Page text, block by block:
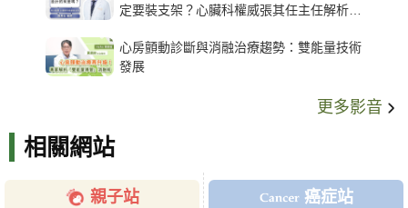
定要裝支架？心臟科權威張其任主任解析支
心房顫動診斷與消融治療趨勢：雙能量技術
發展
更多影音
相關網站
親子站 癌症站